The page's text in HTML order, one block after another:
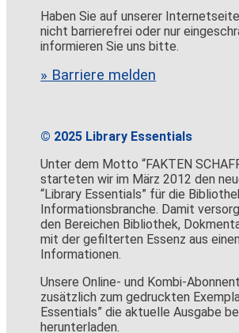
Haben Sie auf unserer
nicht barrierefrei oder nur
informieren Sie uns bitte.
» Barriere melden
© 2025 Library Essentials
Unter dem Motto “FAKTEN
starteten wir im März 2012 den
“Library Essentials” für die
Informationsbranche. Damit
den Bereichen Bibliothek,
mit der gefilterten Essenz aus
Informationen.
Unsere Online- und Kombi-
zusätzlich zum gedruckten
Essentials” die aktuelle Ausgabe
herunterladen.